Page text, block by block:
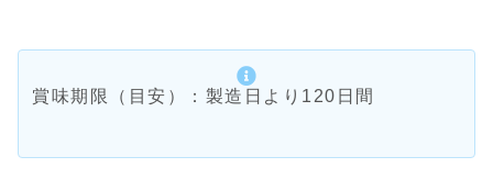
賞味期限（目安）：製造日より120日間